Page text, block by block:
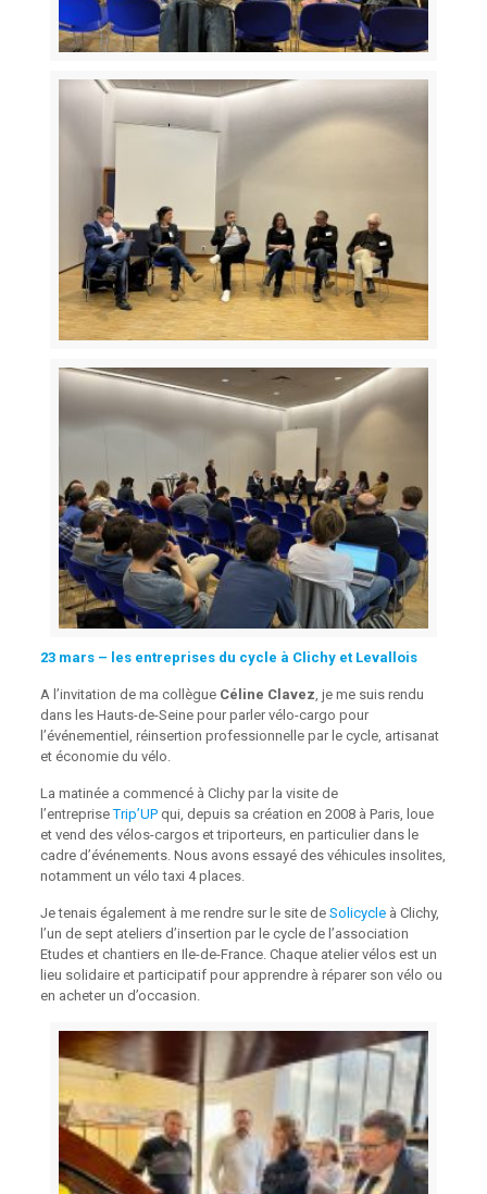
23 mars – les entreprises du cycle à Clichy et Levallois
A l’invitation de ma collègue Céline Clavez, je me suis rendu
dans les Hauts-de-Seine pour parler vélo-cargo pour
l’événementiel, réinsertion professionnelle par le cycle, artisanat
et économie du vélo.
La matinée a commencé à Clichy par la visite de
l’entrepriseTrip’UP qui, depuis sa création en 2008 à Paris, loue
et vend des vélos-cargos et triporteurs, en particulier dans le
cadre d’événements. Nous avons essayé des véhicules insolites,
notamment un vélo taxi 4 places.
Je tenais également à me rendre sur le site de Solicycleà Clichy,
l’un de sept ateliers d’insertion par le cycle de l’association
Etudes et chantiers en Ile-de-France. Chaque atelier vélos est un
lieu solidaire et participatif pour apprendre à réparer son vélo ou
en acheter un d’occasion.